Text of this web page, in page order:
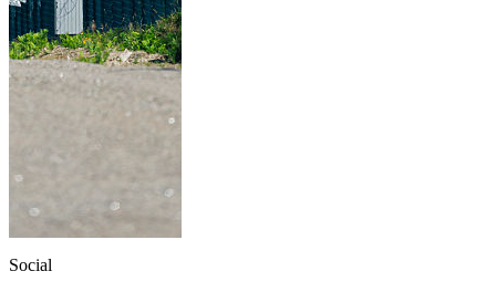
Social